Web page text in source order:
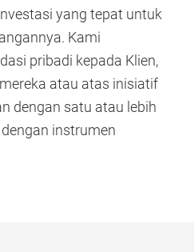
yang tepat untuk
Kami
pribadi kepada Klien,
atau atas inisiatif
dengan satu atau lebih
instrumen